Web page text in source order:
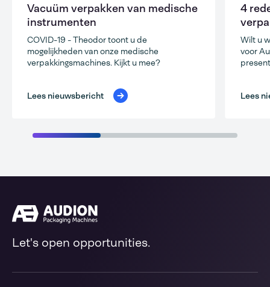
Vacuüm verpakken van medische
instrumenten
COVID-19 - Theodor toont u de
mogelijkheden van onze medische
verpakkingsmachines. Kijkt u mee?
Lees nieuwsbericht
4
Wilt u
voor
Lees
Let's open opportunities.